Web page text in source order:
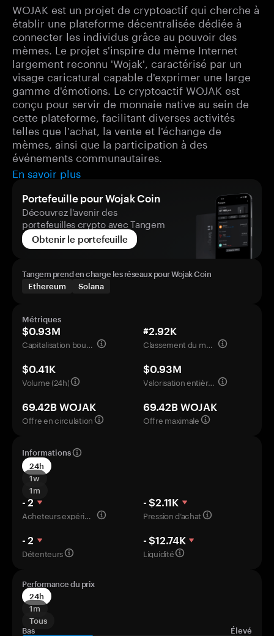
WOJAK est un projet de cryptoactif qui cherche à
établir une plateforme décentralisée dédiée à
connecter les individus grâce au pouvoir des
mèmes. Le projet s'inspire du mème Internet
largement reconnu 'Wojak', caractérisé par un
visage caricatural capable d'exprimer une large
gamme d'émotions. Le cryptoactif WOJAK est
conçu pour servir de monnaie native au sein de
cette plateforme, facilitant diverses activités
telles que l'achat, la vente et l'échange de
mèmes, ainsi que la participation à des
événements communautaires.
En savoir plus
Portefeuille pour Wojak Coin
Découvrez l'avenir des
portefeuilles crypto avec Tangem
Obtenir le portefeuille
Tangem prend en charge les réseaux pour Wojak Coin
Ethereum
Solana
Métriques
$0.93M
Capitalisation boursière
#2.92K
Classement du marché
$0.41K
Volume (24h)
$0.93M
Valorisation entièrement diluée
69.42B WOJAK
Offre en circulation
69.42B WOJAK
Offre maximale
Informations
24h
1w
1m
- 2
Acheteurs expérimentés
- $2.11K
Pression d’achat
- 2
Détenteurs
- $12.74K
Liquidité
Performance du prix
24h
1m
Tous
Bas
Élevé